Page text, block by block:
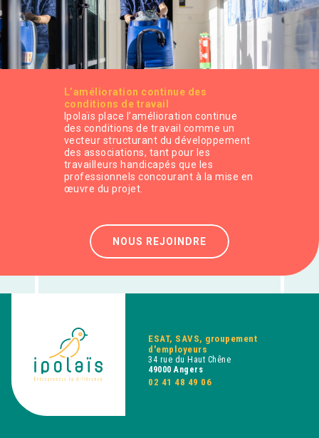
L’amélioration continue des
conditions de travail
Ipolaïs place l’amélioration continue
des conditions de travail comme un
vecteur structurant du développement
des associations, tant pour les
travailleurs handicapés que les
professionnels concourant à la mise en
œuvre du projet.
NOUS REJOINDRE
ESAT, SAVS, groupement
d'employeurs
34 rue du Haut Chêne
49000 Angers
02 41 48 49 06